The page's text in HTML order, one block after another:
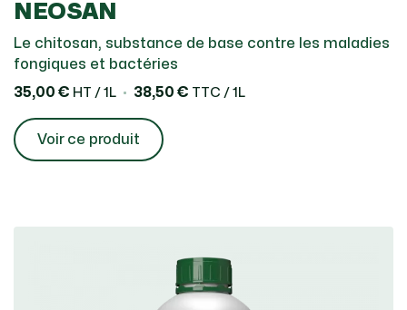
NEOSAN
Le chitosan, substance de base contre les maladies
fongiques et bactéries
35,00 € HT / 1L 38,50 € TTC / 1L
Voir ce produit